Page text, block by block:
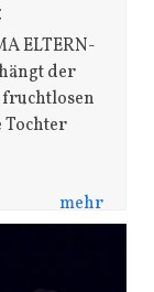
ELTERN-
der
fruchtlosen
Tochter
mehr